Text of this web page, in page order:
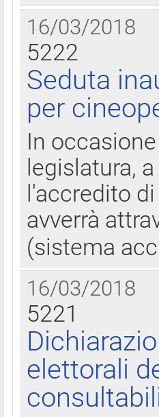
16/03/2018
5222
Seduta
per
In
legislatura,
l'accredito
avverrà
(sistema
16/03/2018
5221
elettorali